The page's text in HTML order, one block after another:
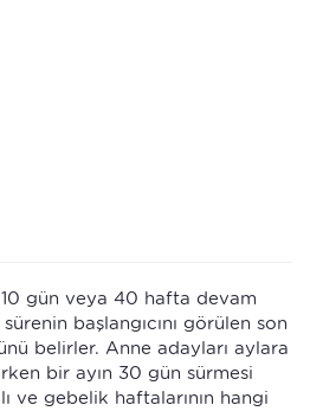
gün veya 40 hafta devam
başlangıcını görülen son
belirler. Anne adayları aylara
bir ayın 30 gün sürmesi
ve gebelik haftalarının hangi